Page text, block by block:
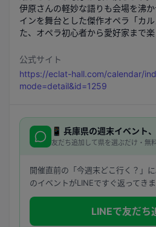
伊原さんの軽妙な語りも会場を沸
インを舞台とした傑作オペラ「カ
た、オペラ初心者から愛好家まで楽
公式サイト
https://eclat-hall.com/calendar/
mode=detail&id=1259
📱 兵庫県の週末イベント
友だち追加して県を選ぶだけ・無
開催直前の「今週末どこ行く？」
のイベントがLINEですぐ返ってきま
LINEで友だち